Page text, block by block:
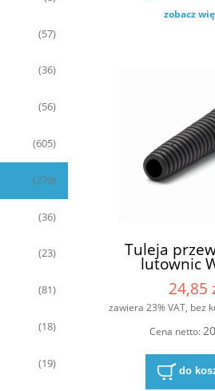
(57)
(36)
(56)
(605)
(270)
(36)
(23)
(81)
(18)
(19)
zobacz
Tuleja
lutownic
24,85
zawiera 23% VAT, bez
Cena netto:
do